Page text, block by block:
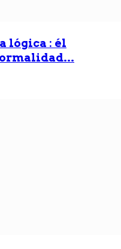
lógica : él